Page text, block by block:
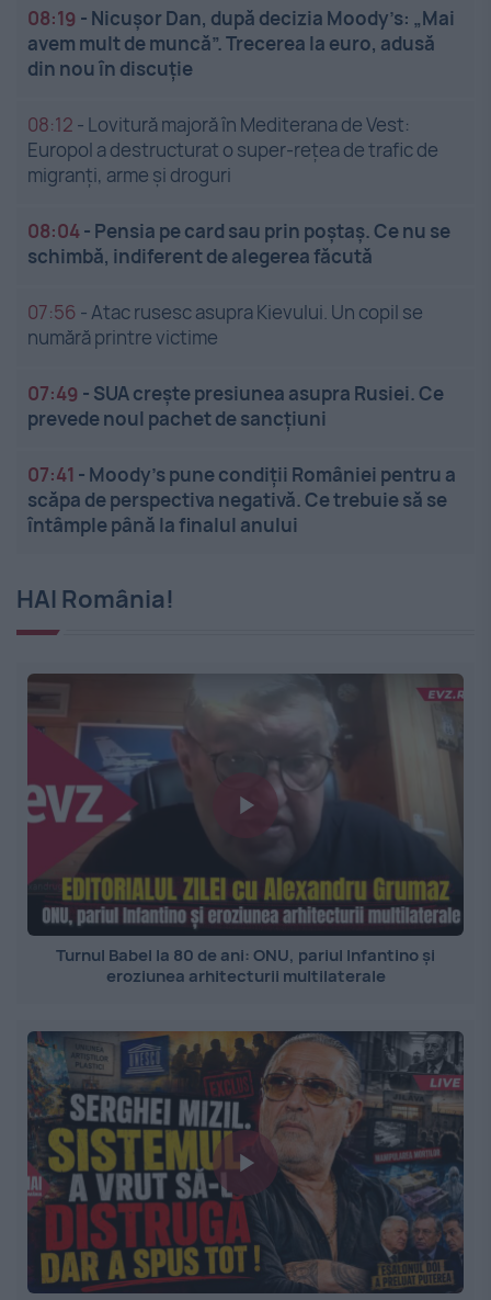
08:19 - Nicușor Dan, după decizia Moody’s: „Mai
avem mult de muncă”. Trecerea la euro, adusă
din nou în discuție
08:12 - Lovitură majoră în Mediterana de Vest:
Europol a destructurat o super-rețea de trafic de
migranți, arme și droguri
08:04- Pensia pe card sau prin poștaș. Ce nu se
schimbă, indiferent de alegerea făcută
07:56 -Atac rusesc asupra Kievului. Un copil se
numără printre victime
07:49 - SUA crește presiunea asupra Rusiei. Ce
prevede noul pachet de sancțiuni
07:41 - Moody’s pune condiții României pentru a
scăpa de perspectiva negativă. Ce trebuie să se
întâmple până la finalul anului
HAI România!
Turnul Babel la 80 de ani: ONU, pariul Infantino și
eroziunea arhitecturii multilaterale